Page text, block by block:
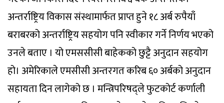
अन्तर्राष्ट्रिय विकास संस्थामार्फत प्राप्त हुने १८ अर्ब रुपैयाँ
बराबरको अन्तर्राष्ट्रिय सहयोग पनि स्वीकार गर्ने निर्णय भएको
उनले बताए । यो एमससीसी बाहेकको छुट्टै अनुदान सहयोग
हो। अमेरिकाले एमसीसी अन्तरगत करिब ६० अर्बको अनुदान
सहायता दिन लागेको छ । मन्त्रिपरिषद्ले फुटकोर्ट कर्णाली